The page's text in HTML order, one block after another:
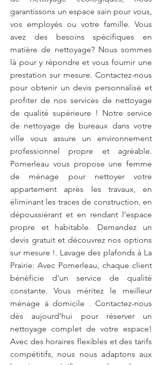
garantissons un espace sain pour vous,
vos employés ou votre famille. Vous
avez des besoins spécifiques en
matière de nettoyage? Nous sommes
là pour y répondre et vous fournir une
prestation sur mesure. Contactez-nous
pour obtenir un devis personnalisé et
profiter de nos services de nettoyage
de qualité supérieure ! Notre service
de nettoyage de bureaux dans votre
ville vous assure un environnement
professionnel propre et agréable.
Pomerleau vous propose une femme
de ménage pour nettoyer votre
appartement après les travaux, en
éliminant les traces de construction, en
dépoussiérant et en rendant l’espace
propre et habitable. Demandez un
devis gratuit et découvrez nos options
sur mesure !. Lavage des plafonds à La
Prairie: Avec Pomerleau, chaque client
bénéficie d’un service de qualité
constante. Vous méritez le meilleur
ménage à domicile . Contactez-nous
dès aujourd'hui pour réserver un
nettoyage complet de votre espace!
Avec des horaires flexibles et des tarifs
compétitifs, nous nous adaptons aux